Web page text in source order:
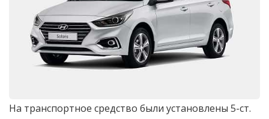
На транспортное средство были установлены 5-ст.